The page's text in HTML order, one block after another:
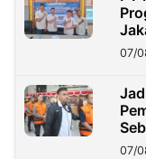
07/
07/